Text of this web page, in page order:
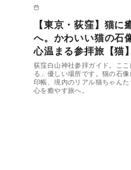
【東京・荻窪】猫に
へ。かわいい猫の石
心温まる参拝旅【猫】
荻窪白山神社参拝ガイド。こ
る」優しい場所です。猫の石
印帳、境内のリアル猫ちゃん
心を癒やす旅へ。